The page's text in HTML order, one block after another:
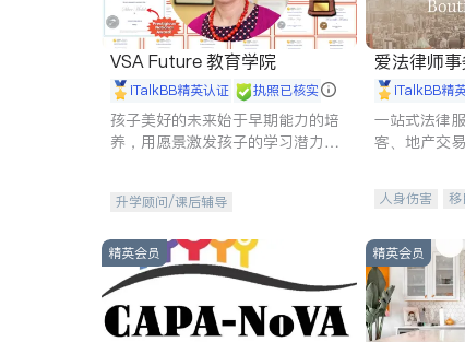
VSA Future 教育学院
iTalkBB精英认证 执照已核实
孩子美好的未来始于早期能力的培
养，用愿景激发孩子的学习潜力和
升学顾问/课后辅导
爱法律师
iTalkBB精
一站式法律
客、地产交
人身伤害 移
商标注册
精英会员 精英会员